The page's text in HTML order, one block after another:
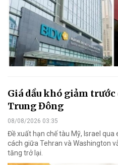
Giá dầu khó giảm
Trung Đông
08/08/2026 03:35
Đề xuất hạn chế tàu Mỹ, Israel
cách giữa Tehran và Washington
tăng trở lại.